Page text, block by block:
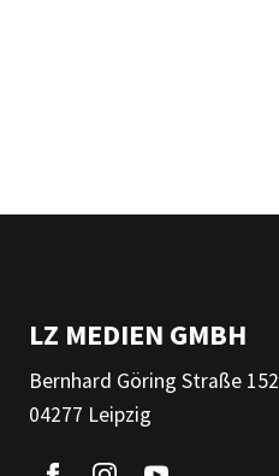
LZ MEDIEN GMBH
Bernhard Göring Straße 152
04277 Leipzig